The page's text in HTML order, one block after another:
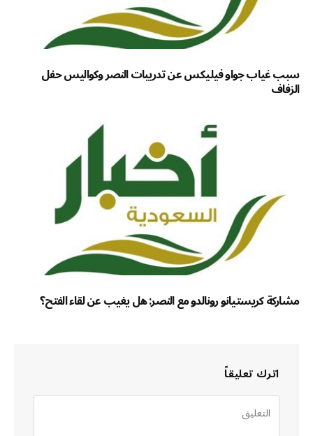
سبب غياب جواو فيليكس عن تدريبات النصر وكواليس حفل
الزفاف
مشاركة كريستيانو رونالدو مع النصر: هل يغيب عن لقاء الفتح؟
اترك تعليقاً